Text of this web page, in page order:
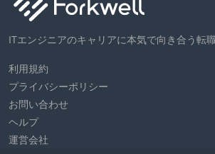
ITエンジニアのキャリアに本気で向き合う転
利用規約
プライバシーポリシー
お問い合わせ
ヘルプ
運営会社